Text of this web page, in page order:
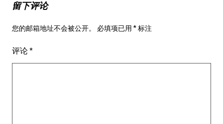
留下评论
您的邮箱地址不会被公开。 必填项已用 *标注
评论*